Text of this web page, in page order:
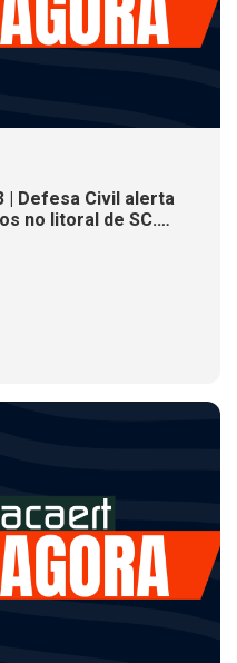
| Defesa Civil alerta
no litoral de SC.